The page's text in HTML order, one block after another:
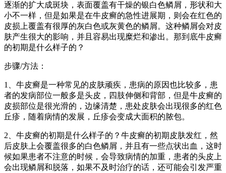
逐渐的扩大成斑块，表面覆盖有干燥的银白色鳞屑，形状和大
小不一样，但是如果是在牛皮癣的急性进展期，则会在红色的
皮损上覆盖有很厚的灰白色或灰黄色的鳞屑。这种鳞屑会对皮
肤产生很大的影响，并且容易出现糜烂和渗出。那到底牛皮癣
的初期是什么样子的？
步骤/方法：
1、牛皮癣是一种常见的皮肤顽疾，患病的原因也比较多，患
者的发病部位一般多是头皮，四肢伸侧和背部，但是牛皮癣的
皮损部位是很光滑的，边缘清楚，患处皮肤会出现很多的红色
丘疹，随着病情的发展，丘疹会变成大面积的脓包。
2、牛皮癣的初期是什么样子的？牛皮癣的初期皮肤发红，然
后皮肤上会覆盖很多的白色鳞屑，并且有一些点状出血，这时
候如果患者不注意的时候，会导致病情的加重，患者的头皮上
会出现鳞屑和脱落，如果不及时治疗的话，还可能会引发严重